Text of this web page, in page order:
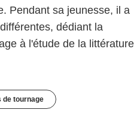
Pendant sa jeunesse, il a
dédiant la
à l'étude de la littérature
de tournage